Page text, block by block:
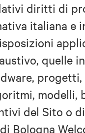
diritti di
italiana e
quelle
modelli,
del Sito o
Bologna